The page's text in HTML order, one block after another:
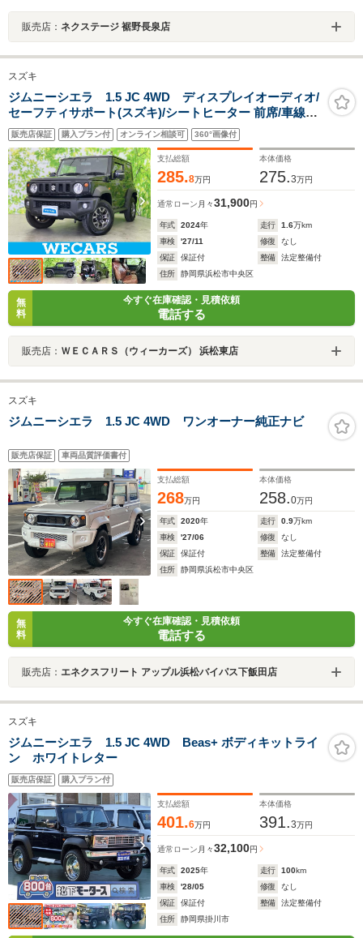
販売店： ネクステージ 裾野長泉店
スズキ
ジムニーシエラ 1.5 JC 4WD ディスプレイオーディオ/
セーフティサポート(スズキ)/シートヒーター 前席/車線逸
脱防止支援システム/ドライブレコーダー 前後/ヘッドラン
プ LED/ETC/EBD付ABS/横滑り防止装置
販売店保証 購入プラン付 オンライン相談可 360°画像付
支払総額
285.8万円
本体価格
275.3万円
通常ローン 月々31,900円
年式 2024年 走行 1.6万km
車検
'27/11 修復
なし
保証
保証付 整備
法定整備付
住所
静岡県浜松市中央区
無
料
今すぐ在庫確認・見積依頼
電話する
販売店： ＷＥＣＡＲＳ（ウィーカーズ） 浜松東店
スズキ
ジムニーシエラ 1.5 JC 4WD ワンオーナー純正ナビ
販売店保証 車両品質評価書付
支払総額
268万円
本体価格
258.0万円
年式 2020年 走行 0.9万km
車検
'27/06 修復
なし
保証
保証付 整備
法定整備付
住所
静岡県浜松市中央区
無
料
今すぐ在庫確認・見積依頼
電話する
販売店： エネクスフリート アップル浜松バイパス下飯田店
スズキ
ジムニーシエラ 1.5 JC 4WD Beas+ ボディキットライ
ン ホワイトレター
販売店保証 購入プラン付
支払総額
401.6万円
本体価格
391.3万円
通常ローン 月々32,100円
年式 2025年 走行 100km
車検
'28/05 修復
なし
保証
保証付 整備
法定整備付
住所
静岡県掛川市